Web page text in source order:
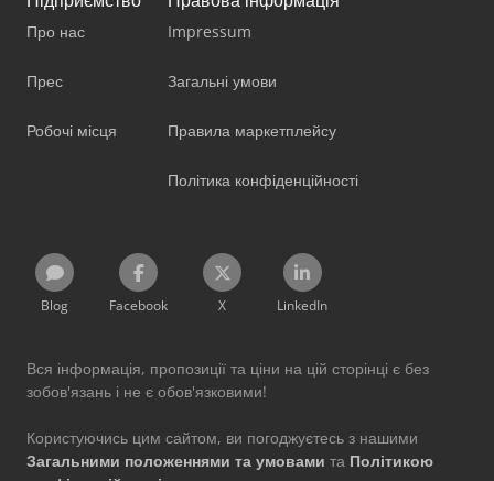
Про нас
Прес
Робочі місця
Impressum
Загальні умови
Правила маркетплейсу
Політика конфіденційності
Blog Facebook X LinkedIn
Вся інформація, пропозиції та ціни на цій сторінці є без
зобов'язань і не є обов'язковими!
Користуючись цим сайтом, ви погоджуєтесь з нашими
Загальними положеннями та умовами та Політикою